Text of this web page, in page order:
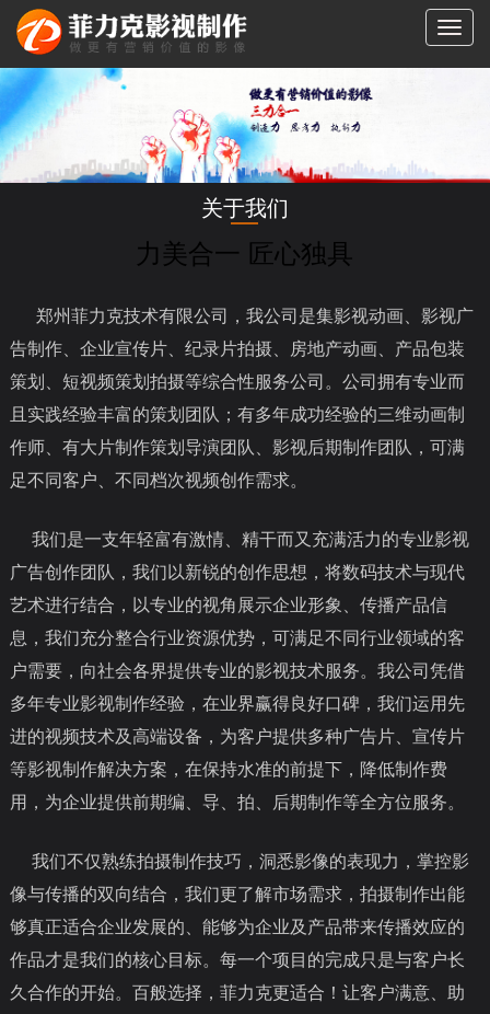
切
关于我们
力美合一 匠心独具
郑州菲力克技术有限公司，我公司是集影视动画、影视广
告制作、企业宣传片、纪录片拍摄、房地产动画、产品包装
策划、短视频策划拍摄等综合性服务公司。公司拥有专业而
且实践经验丰富的策划团队；有多年成功经验的三维动画制
作师、有大片制作策划导演团队、影视后期制作团队，可满
足不同客户、不同档次视频创作需求。
我们是一支年轻富有激情、精干而又充满活力的专业影视
广告创作团队，我们以新锐的创作思想，将数码技术与现代
艺术进行结合，以专业的视角展示企业形象、传播产品信
息，我们充分整合行业资源优势，可满足不同行业领域的客
户需要，向社会各界提供专业的影视技术服务。我公司凭借
多年专业影视制作经验，在业界赢得良好口碑，我们运用先
进的视频技术及高端设备，为客户提供多种广告片、宣传片
等影视制作解决方案，在保持水准的前提下，降低制作费
用，为企业提供前期编、导、拍、后期制作等全方位服务。
我们不仅熟练拍摄制作技巧，洞悉影像的表现力，掌控影
像与传播的双向结合，我们更了解市场需求，拍摄制作出能
够真正适合企业发展的、能够为企业及产品带来传播效应的
作品才是我们的核心目标。每一个项目的完成只是与客户长
久合作的开始。百般选择，菲力克更适合！让客户满意、助